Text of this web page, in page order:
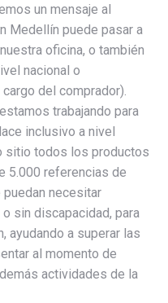
un mensaje al
Medellín puede pasar a
oficina, o también
nacional o
del comprador).
trabajando para
inclusivo a nivel
sitio todos los productos
5.000 referencias de
necesitar
sin discapacidad, para
ayudando a superar las
al momento de
actividades de la